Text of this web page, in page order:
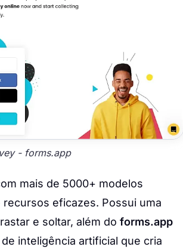
- forms.app
mais de 5000+ modelos
eficazes. Possui uma
e soltar, além do forms.app
inteligência artificial que cria